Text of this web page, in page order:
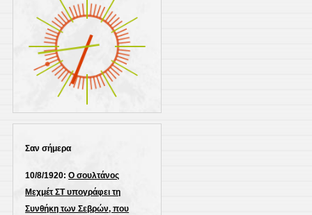
Σαν σήμερα
10/8/1920:Ο σουλτάνος
Μεχμέτ ΣΤ υπογράφει τη
Συνθήκη των Σεβρών, που